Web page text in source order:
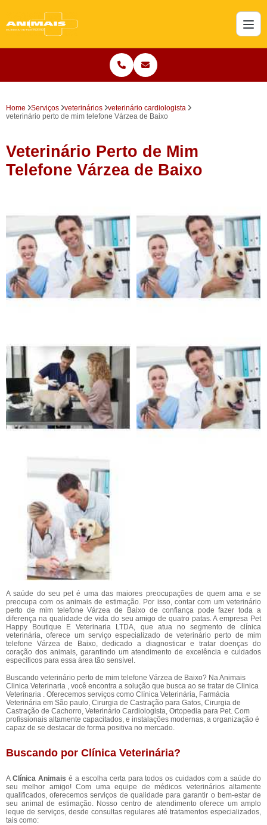
Home Serviços veterinários
veterinário cardiologista
veterinário perto de mim telefone Várzea de Baixo
Veterinário Perto de Mim
Telefone Várzea de Baixo
A saúde do seu pet é uma das maiores preocupações de quem ama e se
preocupa com os animais de estimação. Por isso, contar com um veterinário
perto de mim telefone Várzea de Baixo de confiança pode fazer toda a
diferença na qualidade de vida do seu amigo de quatro patas. A empresa Pet
Happy Boutique E Veterinaria LTDA, que atua no segmento de clínica
veterinária, oferece um serviço especializado de veterinário perto de mim
telefone Várzea de Baixo, dedicado a diagnosticar e tratar doenças do
coração dos animais, garantindo um atendimento de excelência e cuidados
específicos para essa área tão sensível.
Buscando veterinário perto de mim telefone Várzea de Baixo? Na Animais
Clinica Veterinaria , você encontra a solução que busca ao se tratar de Clinica
Veterinaria . Oferecemos serviços como Clínica Veterinária, Farmácia
Veterinária em São paulo, Cirurgia de Castração para Gatos, Cirurgia de
Castração de Cachorro, Veterinário Cardiologista, Ortopedia para Pet. Com
profissionais altamente capacitados, e instalações modernas, a organização é
capaz de se destacar de forma positiva no mercado.
Buscando por Clínica Veterinária?
A Clínica Animais é a escolha certa para todos os cuidados com a saúde do
seu melhor amigo! Com uma equipe de médicos veterinários altamente
qualificados, oferecemos serviços de qualidade para garantir o bem-estar de
seu animal de estimação. Nosso centro de atendimento oferece um amplo
leque de serviços, desde consultas regulares até tratamentos especializados,
tais como: